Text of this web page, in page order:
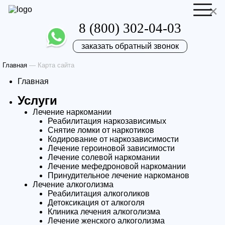
8 (800) 302-04-03
заказать обратный звонок
Главная — Карта сайта
Главная
Услуги
Лечение наркомании
Реабилитация наркозависимых
Снятие ломки от наркотиков
Кодирование от наркозависимости
Лечение героиновой зависимости
Лечение солевой наркомании
Лечение мефедроновой наркомании
Принудительное лечение наркоманов
Лечение алкоголизма
Реабилитация алкоголиков
Детоксикация от алкоголя
Клиника лечения алкоголизма
Лечение женского алкоголизма
Ваше имя
Ваш телефон
Ваша заявка
отправлена
Наш врач свяжется с вами в самое
ближайшее время!
Ваше имя
Ваш телефон
×